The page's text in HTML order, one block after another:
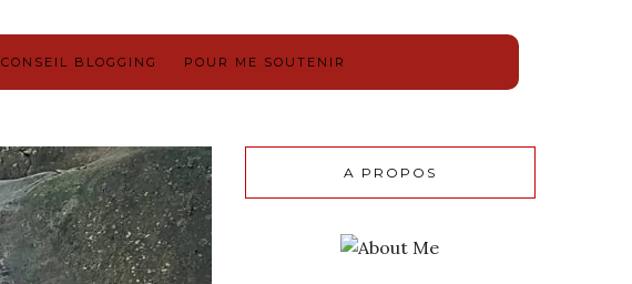
CONSEIL BLOGGING POUR ME SOUTENIR
A PROPOS